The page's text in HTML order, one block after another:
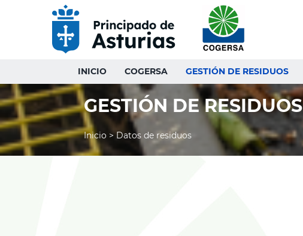
INICIO COGERSA GESTIÓN DE RESIDUOS
GESTIÓN DE RESIDUOS
Inicio >Datos de residuos